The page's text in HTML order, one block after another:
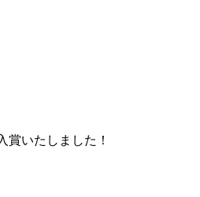
賞いたしました！